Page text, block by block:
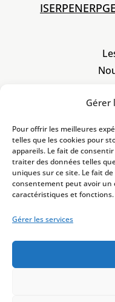
Gérer
Pour offrir les meilleures
telles que les cookies pour
appareils. Le fait de
traiter des données telles
uniques sur ce site. Le fait
consentement peut avoir
caractéristiques et fonctions.
Gérer les services
Politique
ISERPENERP
2